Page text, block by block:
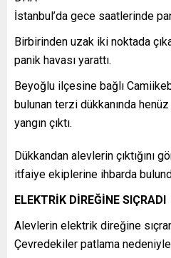
İstanbul’da gece saatlerinde
Birbirinden uzak iki noktada
panik havası yarattı.
Beyoğlu ilçesine bağlı
bulunan terzi dükkanında
yangın çıktı.
Dükkandan alevlerin çıktığını
itfaiye ekiplerine ihbarda
ELEKTRİK DİREĞİNE SIÇRADI
Alevlerin elektrik direğine
Çevredekiler patlama